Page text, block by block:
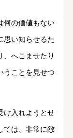
何の価値もない
思い知らせるた
、へこませたり
うことを見せつ
け入れようとせ
ては、非常に敵